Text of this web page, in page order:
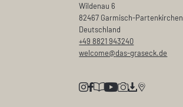
Wildenau 6
82467 Garmisch-Partenkirchen
Deutschland
+49 8821 943240
welcome@das-graseck.de